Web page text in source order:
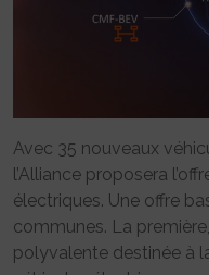
Avec 35 nouveaux
l’Alliance proposera
électriques. Une offre
communes. La
polyvalente destinée à